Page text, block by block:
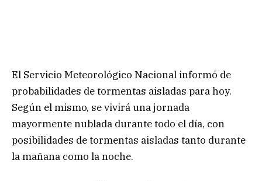
El Servicio Meteorológico Nacional informó de
probabilidades de tormentas aisladas para hoy.
Según el mismo, se vivirá una jornada
mayormente nublada durante todo el día, con
posibilidades de tormentas aisladas tanto durante
la mañana como la noche.